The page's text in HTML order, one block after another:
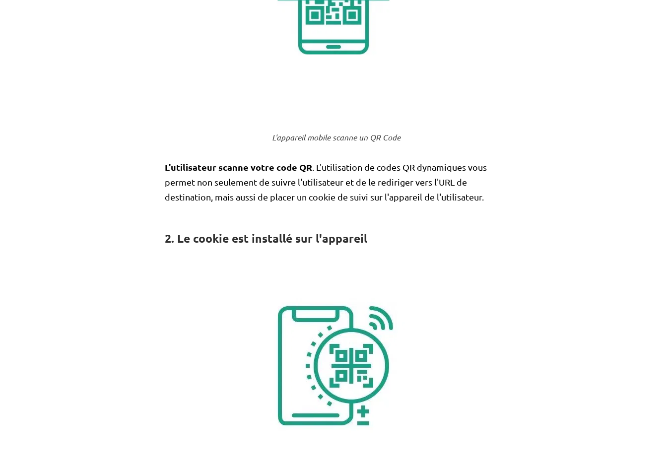
L'appareil mobile scanne un QR Code
L'utilisateur scanne votre code QR. L'utilisation de codes QR dynamiques vous
permet non seulement de suivre l'utilisateur et de le rediriger vers l'URL de
destination, mais aussi de placer un cookie de suivi sur l'appareil de l'utilisateur.
2. Le cookie est installé sur l'appareil